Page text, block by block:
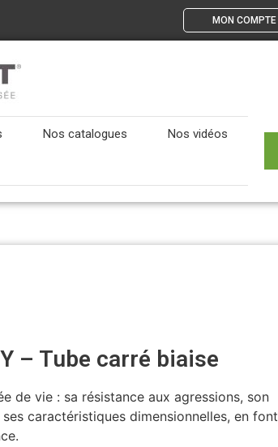
MON COMPTE
Nos catalogues Nos vidéos
– Tube carré biaise
de vie : sa résistance aux agressions, son
caractéristiques dimensionnelles, en font